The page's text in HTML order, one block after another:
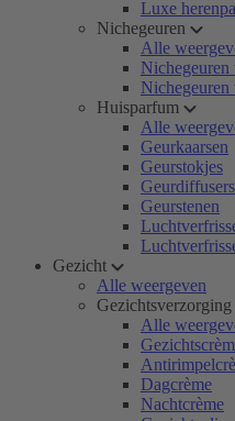
Luxe
Nichegeuren
Alle
Nichegeuren
Huisparfum
Alle
Geurkaarsen
Geurstokjes
Geurdiffusers
Geurstenen
Gezicht
Alle weergeven
Gezichtsverzorging
Alle
Dagcrème
Nachtcrème